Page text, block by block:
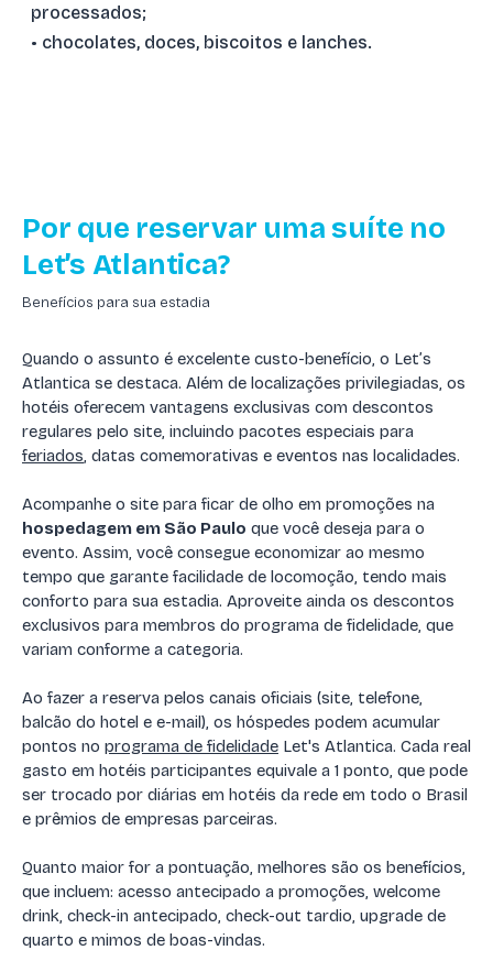
processados;
• chocolates, doces, biscoitos e lanches.
Por que reservar uma suíte no
Let’s Atlantica?
Benefícios para sua estadia
Quando o assunto é excelente custo-benefício, o Let’s
Atlantica se destaca. Além de localizações privilegiadas, os
hotéis oferecem vantagens exclusivas com descontos
regulares pelo site, incluindo pacotes especiais para
feriados, datas comemorativas e eventos nas localidades.
Acompanhe o site para ficar de olho em promoções na
hospedagem em São Paulo que você deseja para o
evento. Assim, você consegue economizar ao mesmo
tempo que garante facilidade de locomoção, tendo mais
conforto para sua estadia. Aproveite ainda os descontos
exclusivos para membros do programa de fidelidade, que
variam conforme a categoria.
Ao fazer a reserva pelos canais oficiais (site, telefone,
balcão do hotel e e-mail), os hóspedes podem acumular
pontos no programa de fidelidade Let's Atlantica. Cada real
gasto em hotéis participantes equivale a 1 ponto, que pode
ser trocado por diárias em hotéis da rede em todo o Brasil
e prêmios de empresas parceiras.
Quanto maior for a pontuação, melhores são os benefícios,
que incluem: acesso antecipado a promoções, welcome
drink, check-in antecipado, check-out tardio, upgrade de
quarto e mimos de boas-vindas.